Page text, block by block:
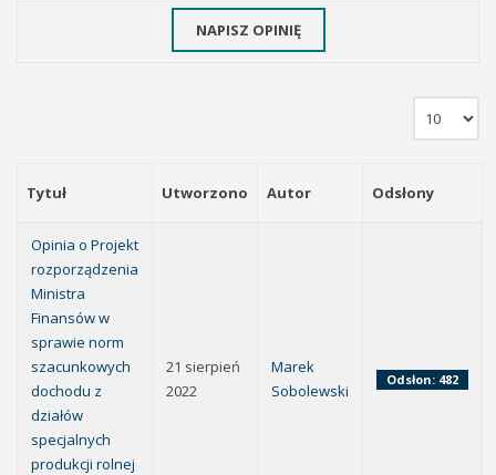
NAPISZ OPINIĘ
Tytuł Utworzono Autor Odsłony
Opinia o Projekt
rozporządzenia
Ministra
Finansów w
sprawie norm
szacunkowych
dochodu z
działów
specjalnych
produkcji rolnej
21 sierpień
2022
Marek
Sobolewski
Odsłon: 482